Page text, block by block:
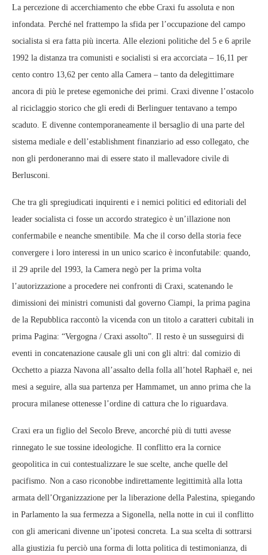
La percezione di accerchiamento che ebbe Craxi fu assoluta e non
infondata. Perché nel frattempo la sfida per l’occupazione del campo
socialista si era fatta più incerta. Alle elezioni politiche del 5 e 6 aprile
1992 la distanza tra comunisti e socialisti si era accorciata – 16,11 per
cento contro 13,62 per cento alla Camera – tanto da delegittimare
ancora di più le pretese egemoniche dei primi. Craxi divenne l’ostacolo
al riciclaggio storico che gli eredi di Berlinguer tentavano a tempo
scaduto. E divenne contemporaneamente il bersaglio di una parte del
sistema mediale e dell’establishment finanziario ad esso collegato, che
non gli perdoneranno mai di essere stato il mallevadore civile di
Berlusconi.
Che tra gli spregiudicati inquirenti e i nemici politici ed editoriali del
leader socialista ci fosse un accordo strategico è un’illazione non
confermabile e neanche smentibile. Ma che il corso della storia fece
convergere i loro interessi in un unico scarico è inconfutabile: quando,
il 29 aprile del 1993, la Camera negò per la prima volta
l’autorizzazione a procedere nei confronti di Craxi, scatenando le
dimissioni dei ministri comunisti dal governo Ciampi, la prima pagina
de la Repubblica raccontò la vicenda con un titolo a caratteri cubitali in
prima Pagina: “Vergogna / Craxi assolto”. Il resto è un susseguirsi di
eventi in concatenazione causale gli uni con gli altri: dal comizio di
Occhetto a piazza Navona all’assalto della folla all’hotel Raphaël e, nei
mesi a seguire, alla sua partenza per Hammamet, un anno prima che la
procura milanese ottenesse l’ordine di cattura che lo riguardava.
Craxi era un figlio del Secolo Breve, ancorché più di tutti avesse
rinnegato le sue tossine ideologiche. Il conflitto era la cornice
geopolitica in cui contestualizzare le sue scelte, anche quelle del
pacifismo. Non a caso riconobbe indirettamente legittimità alla lotta
armata dell’Organizzazione per la liberazione della Palestina, spiegando
in Parlamento la sua fermezza a Sigonella, nella notte in cui il conflitto
con gli americani divenne un’ipotesi concreta. La sua scelta di sottrarsi
alla giustizia fu perciò una forma di lotta politica di testimonianza, di